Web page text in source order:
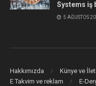
Systems iş
5 AĞUSTOS
Hakkımızda Künye ve
E Takvim ve reklam
E-